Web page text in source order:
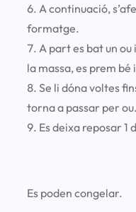
A continuació,
formatge.
A part es bat un ou
la massa, es prem bé
Se li dóna voltes
torna a passar per ou.
Es deixa reposar 1
Es poden congelar.